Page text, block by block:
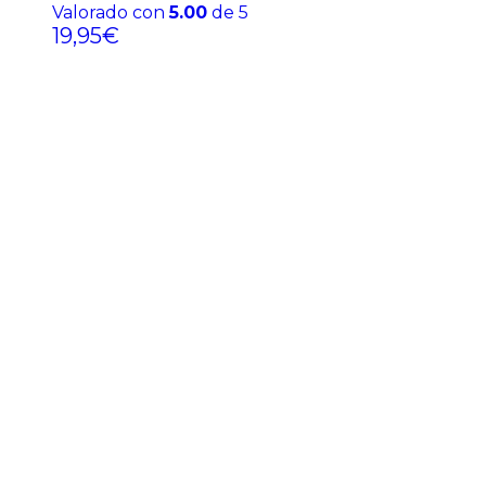
Valorado con5.00 de 5
19,95€